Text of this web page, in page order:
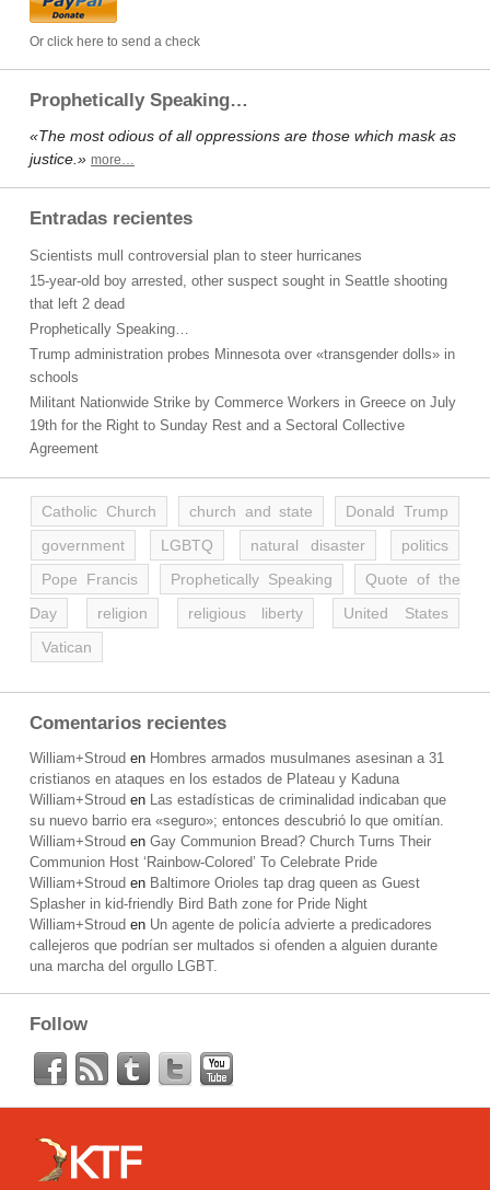
Or click here to send a check
Prophetically Speaking…
«The most odious of all oppressions are those which mask as
justice.» more…
Entradas recientes
Scientists mull controversial plan to steer hurricanes
15-year-old boy arrested, other suspect sought in Seattle shooting
that left 2 dead
Prophetically Speaking…
Trump administration probes Minnesota over «transgender dolls» in
schools
Militant Nationwide Strike by Commerce Workers in Greece on July
19th for the Right to Sunday Rest and a Sectoral Collective
Agreement
Catholic Church church and state
Donald Trump
government
LGBTQ natural disaster
politics
Pope Francis
Prophetically Speaking
Quote of the
Day
religion religious liberty
United States
Vatican
Comentarios recientes
William+Stroud en Hombres armados musulmanes asesinan a 31
cristianos en ataques en los estados de Plateau y Kaduna
William+Stroud en Las estadísticas de criminalidad indicaban que
su nuevo barrio era «seguro»; entonces descubrió lo que omitían.
William+Stroud en Gay Communion Bread? Church Turns Their
Communion Host ‘Rainbow-Colored’ To Celebrate Pride
William+Stroud en Baltimore Orioles tap drag queen as Guest
Splasher in kid-friendly Bird Bath zone for Pride Night
William+Stroud en Un agente de policía advierte a predicadores
callejeros que podrían ser multados si ofenden a alguien durante
una marcha del orgullo LGBT.
Follow